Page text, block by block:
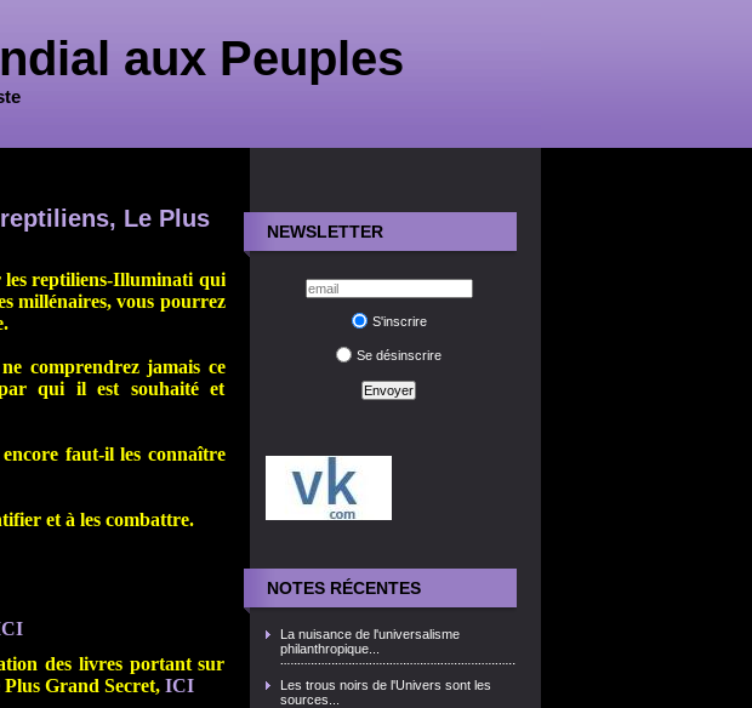
aux Peuples
NEWSLETTER
S'inscrire
Se désinscrire
NOTES RÉCENTES
La nuisance de l'universalisme
philanthropique...
Les trous noirs de l'Univers sont les
sources...
Le Plus
reptiliens-Illuminati qui
millénaires, vous pourrez
ne comprendrez jamais ce
qui il est souhaité et
faut-il les connaître
et à les combattre.
des livres portant sur
Grand Secret,ICI